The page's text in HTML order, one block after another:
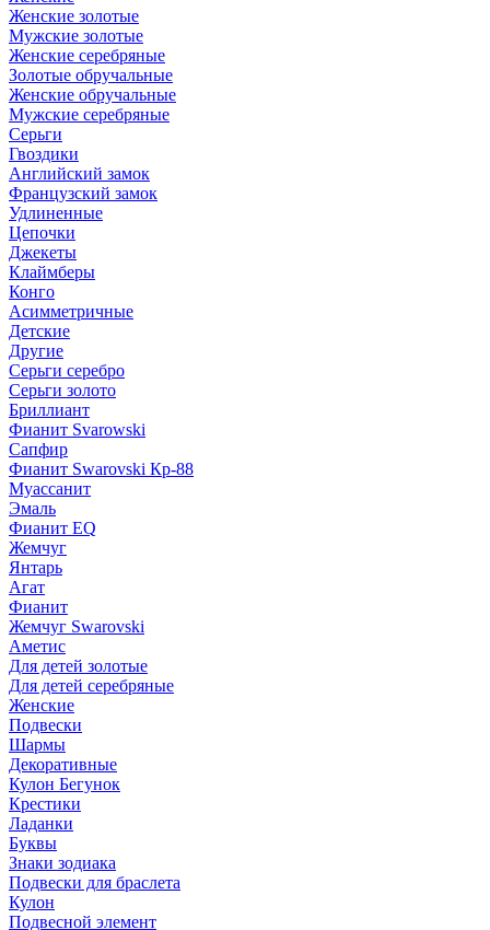
Женские золотые
Мужские золотые
Женские серебряные
Золотые обручальные
Женские обручальные
Мужские серебряные
Серьги
Гвоздики
Английский замок
Французский замок
Удлиненные
Цепочки
Джекеты
Клаймберы
Конго
Асимметричные
Детские
Другие
Серьги серебро
Серьги золото
Бриллиант
Фианит Svarowski
Сапфир
Фианит Swarovski Кр-88
Муассанит
Эмаль
Фианит EQ
Жемчуг
Янтарь
Агат
Фианит
Жемчуг Swarovski
Аметис
Для детей золотые
Для детей серебряные
Женские
Подвески
Шармы
Декоративные
Кулон Бегунок
Крестики
Ладанки
Буквы
Знаки зодиака
Подвески для браслета
Кулон
Подвесной элемент